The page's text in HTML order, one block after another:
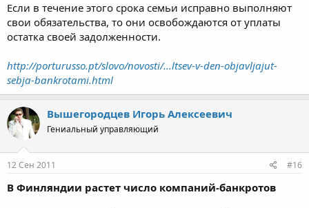
Если в течение этого срока семьи исправно выполняют
свои обязательства, то они освобождаются от уплаты
остатка своей задолженности.
http://porturusso.pt/slovo/novosti/...ltsev-v-den-objavljajut-
sebja-bankrotami.html
Вышегородцев Игорь Алексеевич
Гениальный управляющий
12 Сен 2011 #16
В Финляндии растет число компаний-банкротов